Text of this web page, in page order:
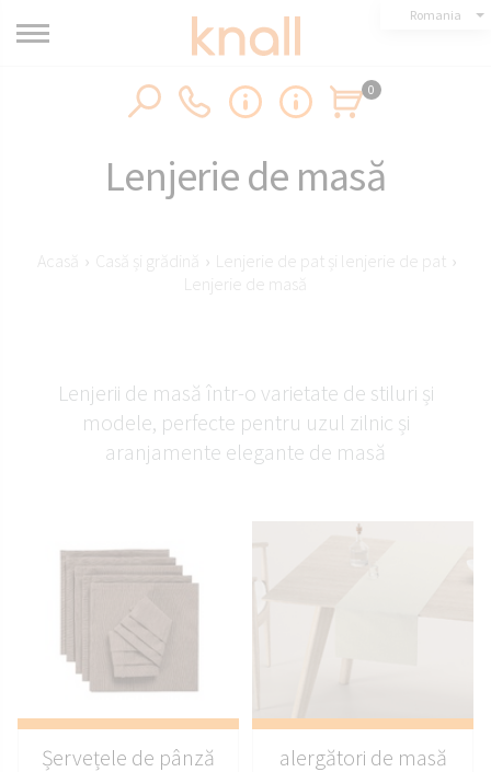
Romania
0
Lenjerie de masă
Acasă › Casă și grădină › Lenjerie de pat și lenjerie de pat ›
Lenjerie de masă
Lenjerii de masă într-o varietate de stiluri și
modele, perfecte pentru uzul zilnic și
aranjamente elegante de masă
Șervețele de pânză alergători de masă